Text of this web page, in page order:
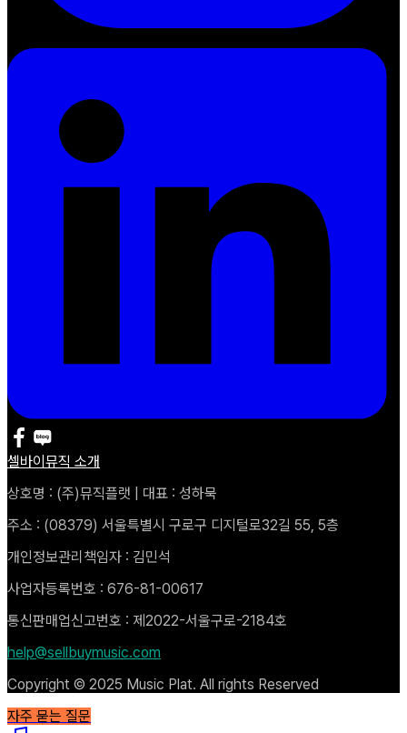
셀바이뮤직 소개
상호명 : (주)뮤직플랫 | 대표 : 성하묵
주소 : (08379) 서울특별시 구로구 디지털로32길 55, 5층
개인정보관리책임자 : 김민석
사업자등록번호 : 676-81-00617
통신판매업신고번호 : 제2022-서울구로-2184호
help@sellbuymusic.com
Copyright © 2025 Music Plat. All rights Reserved
자주 묻는 질문